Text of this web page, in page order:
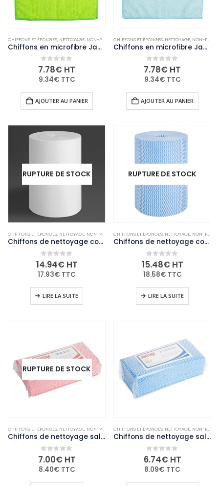
CHIFFONS ET ÉPONGES, NETTOYAGE, NON-PALETTISABLE ,USAGE UNIQUE ET ENTRETIEN
Chiffons en microfibre Jantex verts (lot de 5)
0 out of 5
7.78€ HT
9.34€ TTC
AJOUTER AU PANIER
CHIFFONS ET ÉPONGES, NETTOYAGE, NON-PALETTISABLE
Chiffons en microfibre Jantex bleus (lot de 5)
0 out of 5
7.78€ HT
9.34€ TTC
AJOUTER AU PANIER
RUPTURE DE STOCK
CHIFFONS ET ÉPONGES, NETTOYAGE, NON-PALETTISABLE ,USAGE UNIQUE ET ENTRETIEN
Chiffons de nettoyage compostables blancs Jantex Green (lot de 200)
0 out of 5
14.94€ HT
17.93€ TTC
LIRE LA SUITE
RUPTURE DE STOCK
CHIFFONS ET ÉPONGES, NETTOYAGE, NON-PALETTISABLE
Chiffons de nettoyage compostables bleus Jantex Green (lot de 200)
0 out of 5
15.48€ HT
18.58€ TTC
LIRE LA SUITE
RUPTURE DE STOCK
CHIFFONS ET ÉPONGES, NETTOYAGE, NON-PALETTISABLE ,USAGE UNIQUE ET ENTRETIEN
Chiffons de nettoyage salle de bain Jantex rouges (lot de 50)
0 out of 5
7.00€ HT
8.40€ TTC
CHIFFONS ET ÉPONGES, NETTOYAGE, NON-PALETTISABLE
Chiffons de nettoyage salle de bain Jantex bleus (lot de 50)
0 out of 5
6.74€ HT
8.09€ TTC